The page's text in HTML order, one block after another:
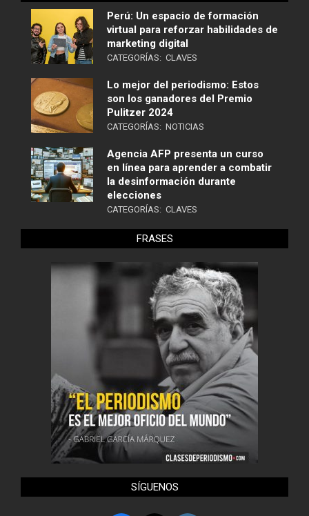
Perú: Un espacio de formación
virtual para reforzar habilidades de
marketing digital
CATEGORÍAS: CLAVES
Lo mejor del periodismo: Estos
son los ganadores del Premio
Pulitzer 2024
CATEGORÍAS: NOTICIAS
Agencia AFP presenta un curso
en línea para aprender a combatir
la desinformación durante
elecciones
CATEGORÍAS: CLAVES
FRASES
SÍGUENOS